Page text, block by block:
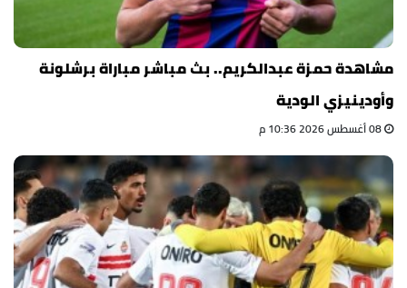
مشاهدة حمزة عبدالكريم.. بث مباشر مباراة برشلونة
وأودينيزي الودية